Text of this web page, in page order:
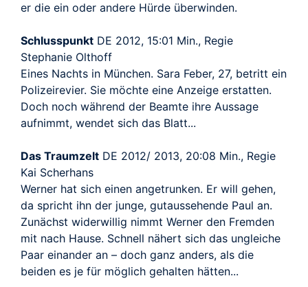
er die ein oder andere Hürde überwinden.
Schlusspunkt DE 2012, 15:01 Min., Regie
Stephanie Olthoff
Eines Nachts in München. Sara Feber, 27, betritt ein
Polizeirevier. Sie möchte eine Anzeige erstatten.
Doch noch während der Beamte ihre Aussage
aufnimmt, wendet sich das Blatt...
Das Traumzelt DE 2012/ 2013, 20:08 Min., Regie
Kai Scherhans
Werner hat sich einen angetrunken. Er will gehen,
da spricht ihn der junge, gutaussehende Paul an.
Zunächst widerwillig nimmt Werner den Fremden
mit nach Hause. Schnell nähert sich das ungleiche
Paar einander an – doch ganz anders, als die
beiden es je für möglich gehalten hätten...